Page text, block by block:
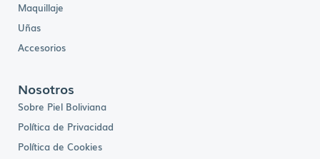
Maquillaje
Uñas
Accesorios
Nosotros
Sobre Piel Boliviana
Política de Privacidad
Política de Cookies